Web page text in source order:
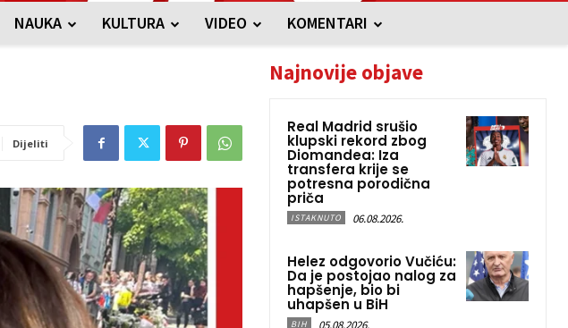
NAUKA KULTURA VIDEO KOMENTARI
Dijeliti
Najnovije objave
Real Madrid srušio
klupski rekord zbog
Diomandea: Iza
transfera krije se
potresna porodična
priča
ISTAKNUTO 06.08.2026.
Helez odgovorio Vučiću:
Da je postojao nalog za
hapšenje, bio bi
uhapšen u BiH
BIH 05.08.2026.